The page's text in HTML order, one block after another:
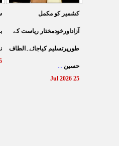
کشمیر کو مکمل
آزاداورخودمختار ریاست کے
طورپرتسلیم کیاجائے۔الطاف
حسین ...
25 Jul 2026